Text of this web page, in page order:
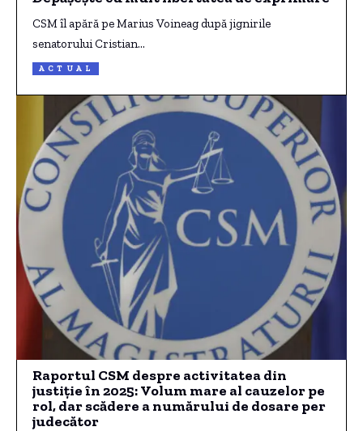
CSM îl apără pe Marius Voineag după jignirile
senatorului Cristian…
ACTUAL
Raportul CSM despre activitatea din
justiție în 2025: Volum mare al cauzelor pe
rol, dar scădere a numărului de dosare per
judecător